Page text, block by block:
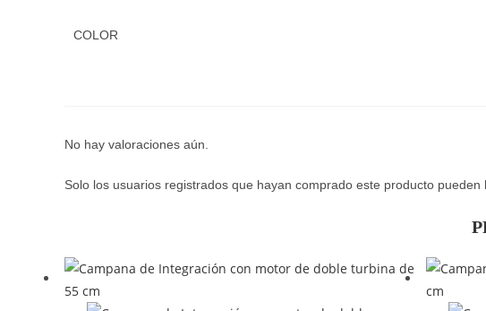
COLOR
No hay valoraciones aún.
Solo los usuarios registrados que hayan comprado este producto pueden